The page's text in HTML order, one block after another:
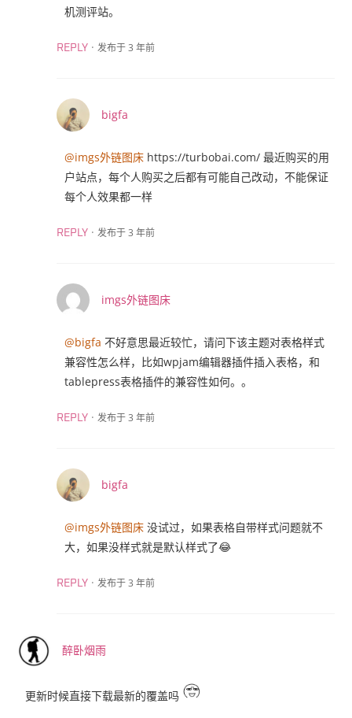
机测评站。
REPLY · 发布于 3 年前
bigfa
@imgs外链图床 https://turbobai.com/ 最近购买的用
户站点，每个人购买之后都有可能自己改动，不能保证
每个人效果都一样
REPLY · 发布于 3 年前
imgs外链图床
@bigfa 不好意思最近较忙，请问下该主题对表格样式
兼容性怎么样，比如wpjam编辑器插件插入表格，和
tablepress表格插件的兼容性如何。。
REPLY · 发布于 3 年前
bigfa
@imgs外链图床 没试过，如果表格自带样式问题就不
大，如果没样式就是默认样式了😂
REPLY · 发布于 3 年前
醉卧烟雨
更新时候直接下载最新的覆盖吗